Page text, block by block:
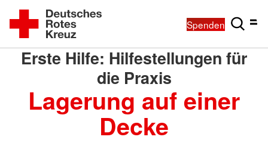
Spenden
Erste Hilfe: Hilfestellungen für
die Praxis
Lagerung auf einer
Decke